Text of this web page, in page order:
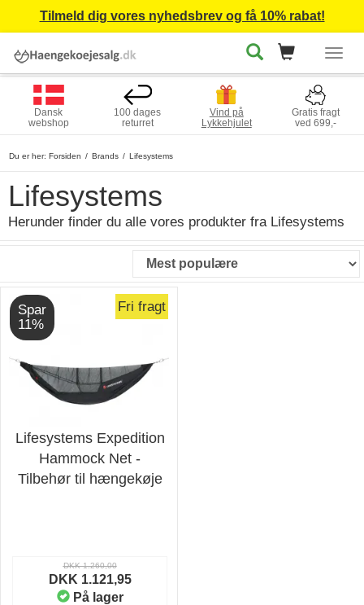
Tilmeld dig vores nyhedsbrev og få 10% rabat!
Dansk
webshop
100 dages
returret
Vind på
Lykkehjulet
Gratis fragt
ved 699,-
Du er her: Forsiden Brands Lifesystems
Lifesystems
Herunder finder du alle vores produkter fra Lifesystems
Spar
11%
Fri fragt
Lifesystems Expedition
Hammock Net -
Tilbehør til hængekøje
DKK 1.260,00
DKK 1.121,95
På lager